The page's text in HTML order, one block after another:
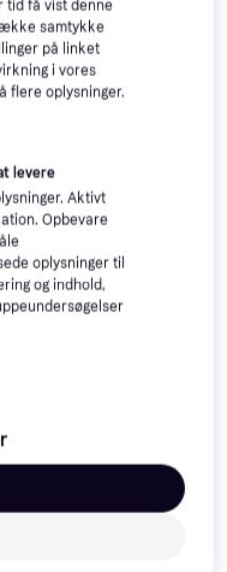
MC-Handsker Fly 3,
Herre
tid få vist denne
samtykke
på linket
i vores
flere oplysninger.
levere
Aktivt
Opbevare
oplysninger til
og indhold,